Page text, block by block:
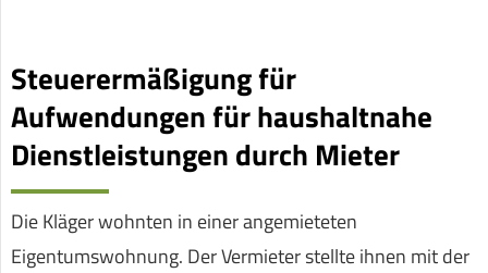
Steuerermäßigung für
Aufwendungen für haushaltnahe
Dienstleistungen durch Mieter
Die Kläger wohnten in einer angemieteten
Eigentumswohnung. Der Vermieter stellte ihnen mit der